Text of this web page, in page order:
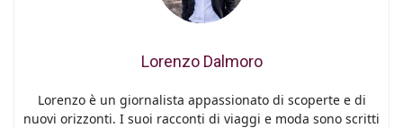
Lorenzo Dalmoro
Lorenzo è un giornalista appassionato di scoperte e di
nuovi orizzonti. I suoi racconti di viaggi e moda sono scritti